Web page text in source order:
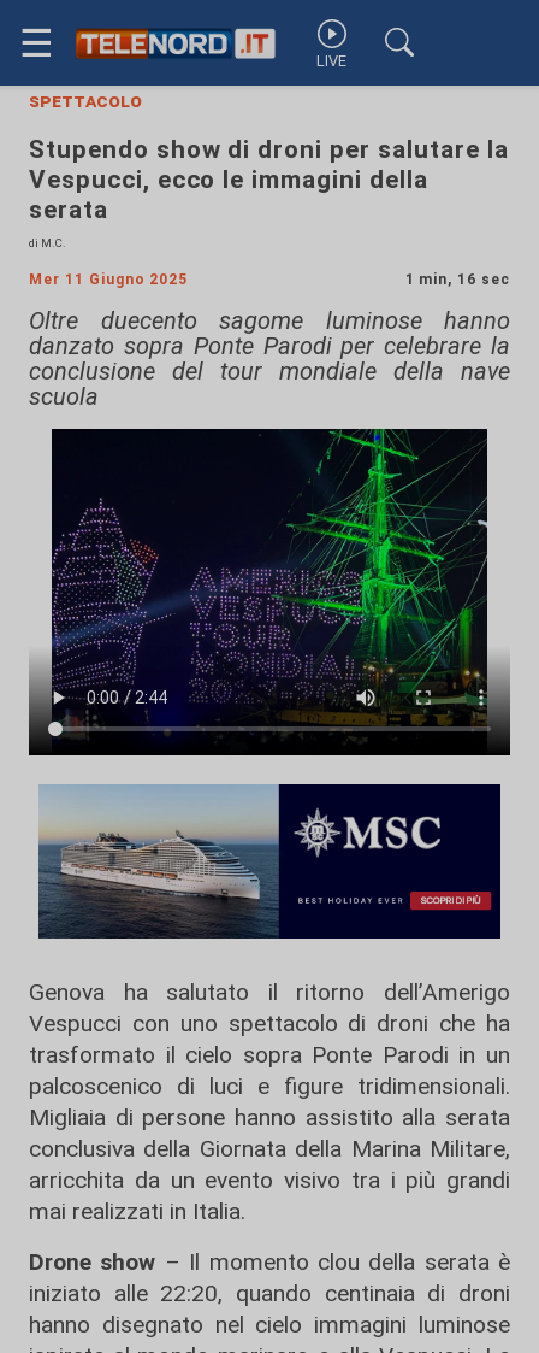
☰ LIVE
spettacolo
Stupendo show di droni per salutare la
Vespucci, ecco le immagini della
serata
di M.C.
Mer 11 Giugno 2025 1 min, 16 sec
Oltre duecento sagome luminose hanno
danzato sopra Ponte Parodi per celebrare la
conclusione del tour mondiale della nave
scuola
Genova ha salutato il ritorno dell’Amerigo
Vespucci con uno spettacolo di droni che ha
trasformato il cielo sopra Ponte Parodi in un
palcoscenico di luci e figure tridimensionali.
Migliaia di persone hanno assistito alla serata
conclusiva della Giornata della Marina Militare,
arricchita da un evento visivo tra i più grandi
mai realizzati in Italia.
Drone show – Il momento clou della serata è
iniziato alle 22:20, quando centinaia di droni
hanno disegnato nel cielo immagini luminose